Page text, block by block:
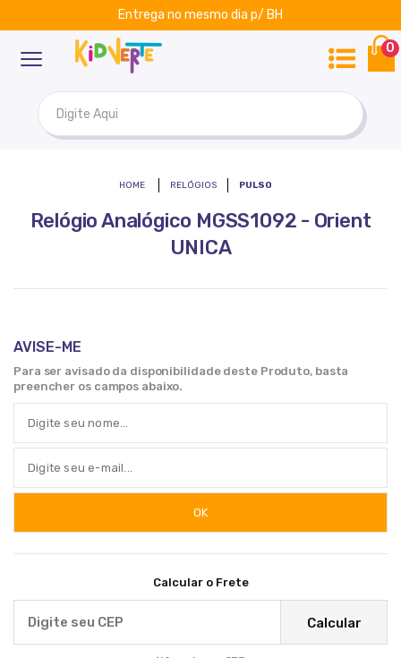
Entrega no mesmo dia p/ BH
0
Kidverte
RELÓGIOS PULSO
Relógio Analógico MGSS1092 - Orient
UNICA
AVISE-ME
Para ser avisado da disponibilidade deste Produto, basta
preencher os campos abaixo.
Calcular o Frete
Calcular